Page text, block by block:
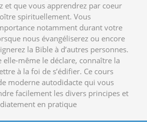
et que vous apprendrez par coeur
spirituellement. Vous
notamment durant votre
nous évangéliserez ou encore
la Bible à d’autres personnes.
elle-même le déclare, connaître la
à la foi de s’édifier. Ce cours
moderne autodidacte qui vous
facilement les divers principes et
en pratique